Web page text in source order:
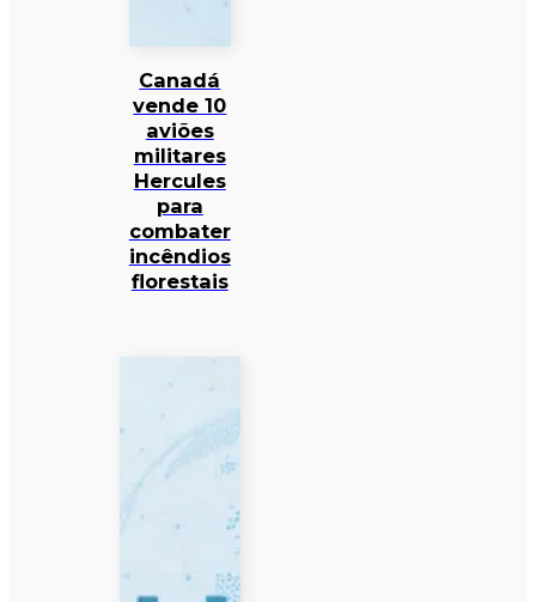
Canadá
vende 10
aviões
militares
Hercules
para
combater
incêndios
florestais